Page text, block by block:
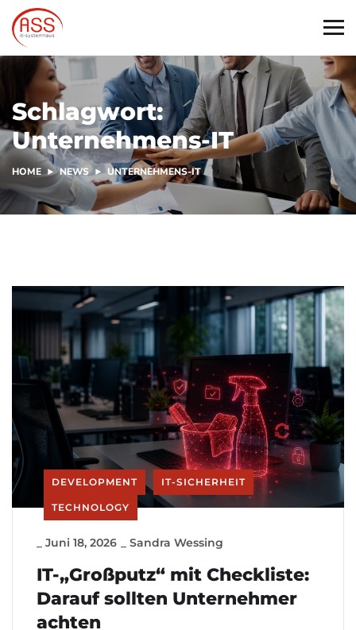
Schlagwort:
Unternehmens-IT
HOME NEWS UNTERNEHMENS-IT
DEVELOPMENT IT-SICHERHEIT
TECHNOLOGY
Juni 18, 2026 Sandra Wessing
IT-„Großputz“ mit Checkliste:
Darauf sollten Unternehmer
achten